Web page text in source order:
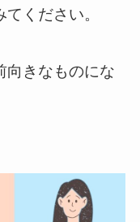
ください。
向きなものにな